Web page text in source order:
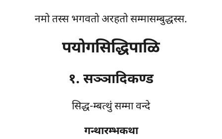
नमो तस्स भगवतो अरहतो सम्मासम्बुद्धस्स.
पयोगसिद्धिपाळि
१. सञ्ञादिकण्ड
सिद्ध-म्बत्थुं सम्मा वन्दे
गन्थारम्भकथा